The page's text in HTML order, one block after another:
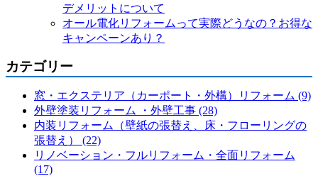
デメリットについて
オール電化リフォームって実際どうなの？お得な
キャンペーンあり？
カテゴリー
窓・エクステリア（カーポート・外構）リフォーム (9)
外壁塗装リフォーム ・外壁工事 (28)
内装リフォーム（壁紙の張替え、床・フローリングの
張替え） (22)
リノベーション・フルリフォーム・全面リフォーム
(17)